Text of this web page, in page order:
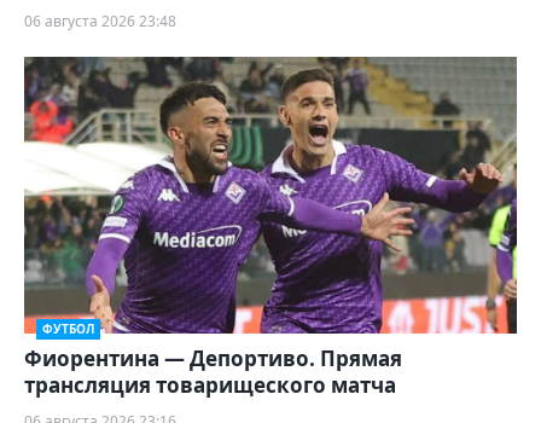
06 августа 2026 23:48
ФУТБОЛ
Фиорентина — Депортиво. Прямая
трансляция товарищеского матча